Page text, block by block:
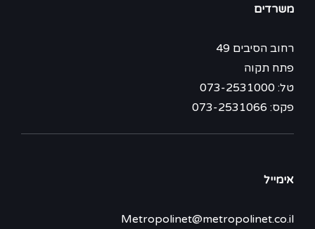
משרדים
רחוב הסיבים 49
פתח תקוה
טל: 073-2531000
פקס: 073-2531066
אימייל
Metropolinet@metropolinet.co.il